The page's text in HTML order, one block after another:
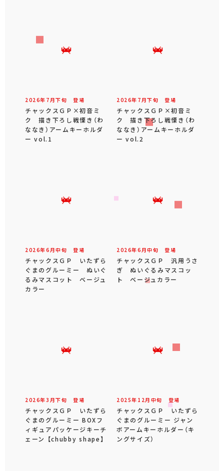
2026年 7 月下旬 登場
チャックスＧＰ×初音ミ
ク 描き下ろし戦慄き（わ
ななき）アームキーホルダ
ー vol.1
2026年 7 月下旬 登場
チャックスＧＰ×初音ミ
ク 描き下ろし戦慄き（わ
ななき）アームキーホルダ
ー vol.2
2026年6 月中旬 登場
チャックスＧＰ いたずら
ぐまのグルーミー ぬいぐ
るみマスコット ベージュ
カラー
2026年6 月中旬 登場
チャックスＧＰ 汎用うさ
ぎ ぬいぐるみマスコッ
ト ベージュカラー
2026年3 月下旬 登場
チャックスＧＰ いたずら
ぐまのグルーミー BOXフ
ィギュアパッケージキーチ
ェーン 【chubby shape】
2025年 12 月 中旬 登場
チャックスＧＰ いたずら
ぐまのグルーミー ジャン
ボアームキーホルダー（キ
ングサイズ）